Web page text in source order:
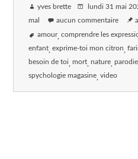
yves brette lundi 31 mai
mal aucun commentaire
amour comprendre les
enfant exprime-toi mon citron
besoin de toi mort nature parodie
spychologie magasine video